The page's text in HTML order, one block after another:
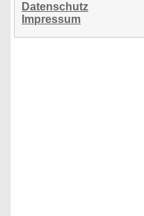
Datenschutz
Impressum